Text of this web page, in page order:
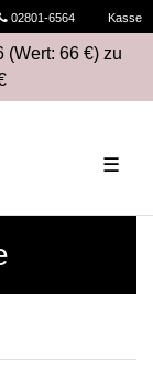
02801-6564 Kasse
(Wert: 66 €) zu
☰